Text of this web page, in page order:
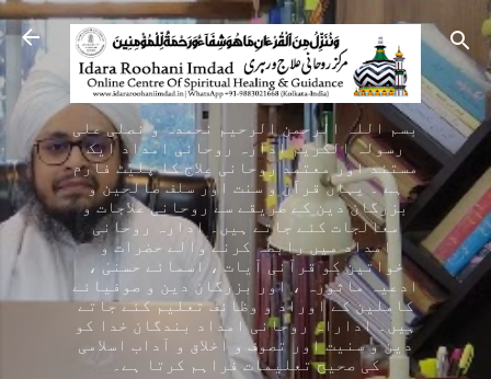
Skip to main content
بسم اللہ الرحمن الرحیم نحمدہ و نصلی علی
رسولہ الکریم ادارہ روحانی امداد ایک
مستند اور معتمد روحانی علاج کا پلیٹ فارم
ہے ۔ یہاں قرآن و سنت اور سلف صالحین و
بزرگان دین کے طریقے سے روحانی علاجات و
معالجات کئے جاتے ہیں۔ ادارہ روحانی
امداد میں رابطہ کرنے والے حضرات و
خواتین کو قرآنی آیات ، اسمائے حسنیٰ ،
ادعیہ ماثورہ ، اور بزرگان دین و صوفیائے
کاملین کے اوراد و وظائف تعلیم کئے جاتے
ہیں۔ اداراہ روحانی امداد بندگان خدا کو
دین و سنیت اور تصوف و اخلاق و آداب اسلامی
کی صحیح تعلیمات فراہم کرتا ہے۔